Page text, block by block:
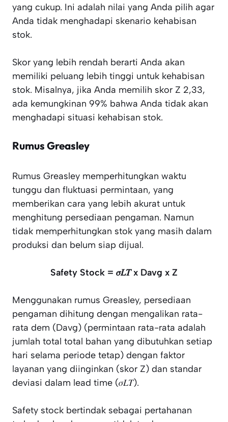
yang cukup. Ini adalah nilai yang Anda pilih agar
Anda tidak menghadapi skenario kehabisan
stok.
Skor yang lebih rendah berarti Anda akan
memiliki peluang lebih tinggi untuk kehabisan
stok. Misalnya, jika Anda memilih skor Z 2,33,
ada kemungkinan 99% bahwa Anda tidak akan
menghadapi situasi kehabisan stok.
Rumus Greasley
Rumus Greasley memperhitungkan waktu
tunggu dan fluktuasi permintaan, yang
memberikan cara yang lebih akurat untuk
menghitung persediaan pengaman. Namun
tidak memperhitungkan stok yang masih dalam
produksi dan belum siap dijual.
Safety Stock = 𝜎𝐿𝑇 x Davg x Z
Menggunakan rumus Greasley, persediaan
pengaman dihitung dengan mengalikan rata-
rata dem (Davg) (permintaan rata-rata adalah
jumlah total total bahan yang dibutuhkan setiap
hari selama periode tetap) dengan faktor
layanan yang diinginkan (skor Z) dan standar
deviasi dalam lead time (𝜎𝐿𝑇).
Safety stock bertindak sebagai pertahanan